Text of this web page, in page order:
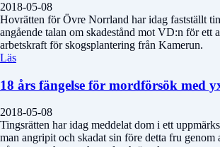
2018-05-08
Hovrätten för Övre Norrland har idag fastställt
angående talan om skadestånd mot VD:n för ett
arbetskraft för skogsplantering från Kamerun.
Läs
18 års fängelse för mordförsök med
2018-05-08
Tingsrätten har idag meddelat dom i ett
man angripit och skadat sin före detta fru genom